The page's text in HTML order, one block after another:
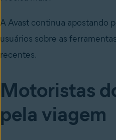
A Avast continua apostando
usuários sobre as
recentes.
Motoristas
pela viagem